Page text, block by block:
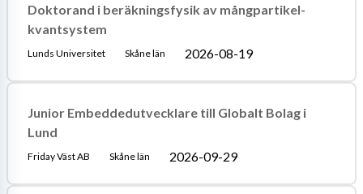
Doktorand i beräkningsfysik av mångpartikel-
kvantsystem
Lunds Universitet Skåne län 2026-08-19
Junior Embeddedutvecklare till Globalt Bolag i
Lund
Friday Väst AB Skåne län 2026-09-29